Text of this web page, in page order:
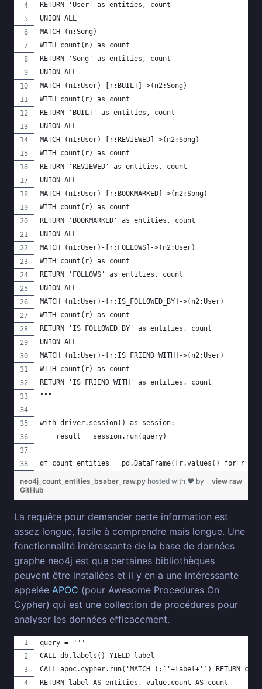
RETURN 'User' as entities, count
UNION ALL
MATCH (n:Song)
WITH count(n) as count
RETURN 'Song' as entities, count
UNION ALL
MATCH (n1:User)-[r:BUILT]->(n2:Song)
WITH count(r) as count
RETURN 'BUILT' as entities, count
UNION ALL
MATCH (n1:User)-[r:REVIEWED]->(n2:Song)
WITH count(r) as count
RETURN 'REVIEWED' as entities, count
UNION ALL
MATCH (n1:User)-[r:BOOKMARKED]->(n2:Song)
WITH count(r) as count
RETURN 'BOOKMARKED' as entities, count
UNION ALL
MATCH (n1:User)-[r:FOLLOWS]->(n2:User)
WITH count(r) as count
RETURN 'FOLLOWS' as entities, count
UNION ALL
MATCH (n1:User)-[r:IS_FOLLOWED_BY]->(n2:User)
WITH count(r) as count
RETURN 'IS_FOLLOWED_BY' as entities, count
UNION ALL
MATCH (n1:User)-[r:IS_FRIEND_WITH]->(n2:User)
WITH count(r) as count
RETURN 'IS_FRIEND_WITH' as entities, count
"""
with driver.session() as session:
    result = session.run(query)
df_count_entities = pd.DataFrame([r.values() for r
view raw
neo4j_count_entities_bsaber_raw.py hosted with ❤ by
GitHub
La requête pour demander cette information est
assez longue, facile à comprendre mais longue. Une
fonctionnalité intéressante de la base de données
graphe neo4j est que certaines bibliothèques
peuvent être installées et il y en a une intéressante
appelée APOC (pour Awesome Procedures On
Cypher) qui est une collection de procédures pour
analyser les données efficacement.
query = """
CALL db.labels() YIELD label
CALL apoc.cypher.run('MATCH (:`'+label+'`) RETURN
RETURN label AS entities, value.count AS count